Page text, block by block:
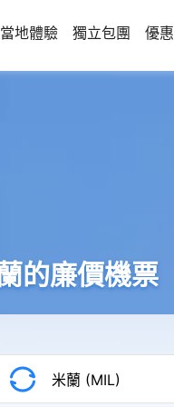
當地體驗 獨立包團 優惠
的廉價機票